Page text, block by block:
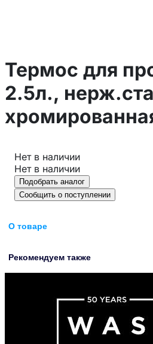
Термос для
2.5л.,
Нет в наличии
Нет в наличии
Подобрать аналог
Сообщить о поступлении
О товаре
Рекомендуем также